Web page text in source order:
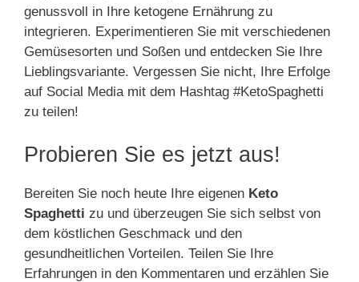
genussvoll in Ihre ketogene Ernährung zu
integrieren. Experimentieren Sie mit verschiedenen
Gemüsesorten und Soßen und entdecken Sie Ihre
Lieblingsvariante. Vergessen Sie nicht, Ihre Erfolge
auf Social Media mit dem Hashtag #KetoSpaghetti
zu teilen!
Probieren Sie es jetzt aus!
Bereiten Sie noch heute Ihre eigenen Keto
Spaghetti zu und überzeugen Sie sich selbst von
dem köstlichen Geschmack und den
gesundheitlichen Vorteilen. Teilen Sie Ihre
Erfahrungen in den Kommentaren und erzählen Sie